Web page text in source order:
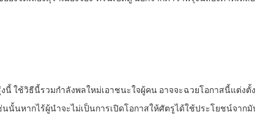
ใช้วิธีนี้รวมกำลังพลใหม่เอาชนะใจผู้คน อาจจะฉวยโอกาสนี้แต่งตั้
นั้นหากไร้ผู้นำจะไม่เป็นการเปิดโอกาสให้ศัตรูได้ใช้ประโยชน์จากมั